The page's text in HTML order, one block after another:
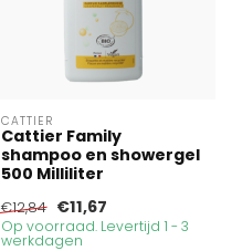
CATTIER
Cattier Family
shampoo en showergel
500 Milliliter
€12,84 €11,67
Op voorraad. Levertijd 1 - 3
werkdagen